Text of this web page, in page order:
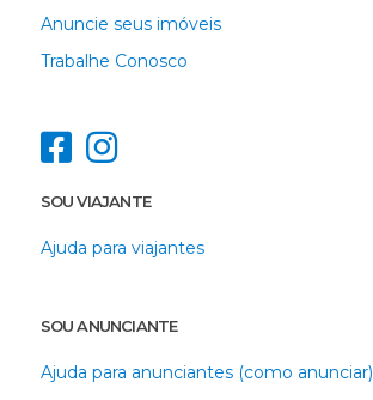
Anuncie seus imóveis
Trabalhe Conosco
SOU VIAJANTE
Ajuda para viajantes
SOU ANUNCIANTE
Ajuda para anunciantes (como anunciar)